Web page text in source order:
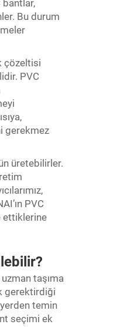
bantlar,
Bu durum
çözeltisi
PVC
gerekmez
üretebilirler.
PVC
ettiklerine
taşıma
gerektirdiği
temin
seçimi ek